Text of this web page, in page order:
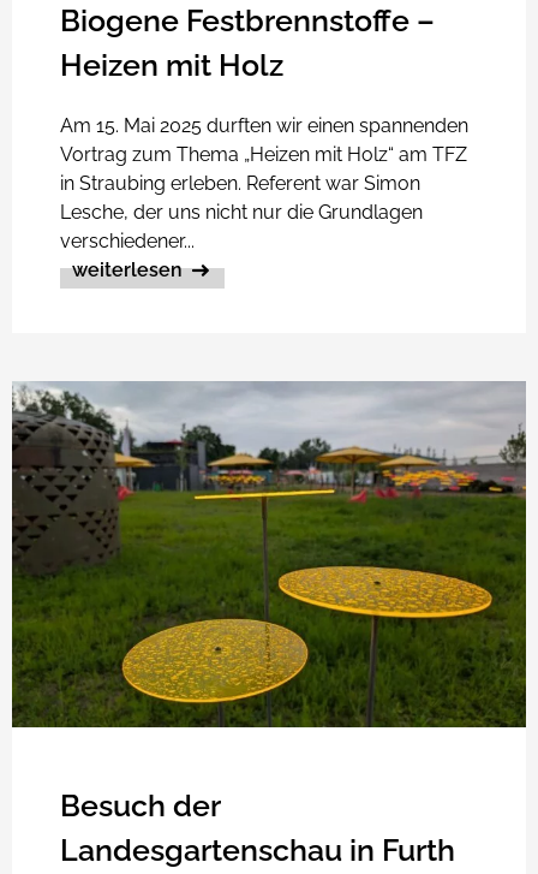
Biogene Festbrennstoffe –
Heizen mit Holz
Am 15. Mai 2025 durften wir einen spannenden
Vortrag zum Thema „Heizen mit Holz“ am TFZ
in Straubing erleben. Referent war Simon
Lesche, der uns nicht nur die Grundlagen
verschiedener...
weiterlesen
Besuch der
Landesgartenschau in Furth